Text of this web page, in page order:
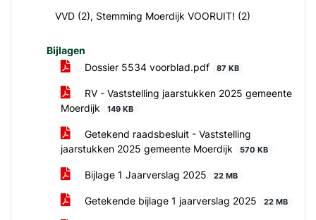
VVD (2), Stemming Moerdijk VOORUIT! (2)
Bijlagen
Dossier 5534 voorblad.pdf
87 KB
RV - Vaststelling jaarstukken 2025 gemeente
Moerdijk
149 KB
Getekend raadsbesluit - Vaststelling
jaarstukken 2025 gemeente Moerdijk
570 KB
Bijlage 1 Jaarverslag 2025 22 MB
Getekende bijlage 1 jaarverslag 2025 22 MB